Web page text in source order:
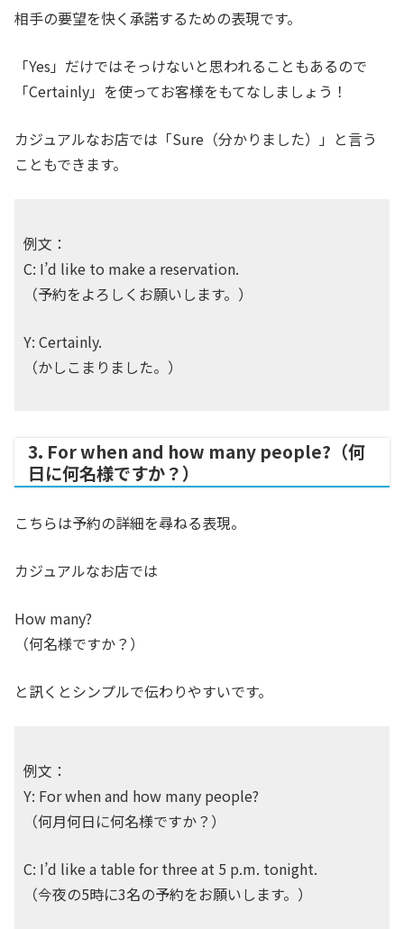
相手の要望を快く承諾するための表現です。
「Yes」だけではそっけないと思われることもあるので
「Certainly」を使ってお客様をもてなしましょう！
カジュアルなお店では「Sure（分かりました）」と言う
こともできます。
例文：
C: I’d like to make a reservation.
（予約をよろしくお願いします。）
Y: Certainly.
（かしこまりました。）
3. For when and how many people?（何
日に何名様ですか？）
こちらは予約の詳細を尋ねる表現。
カジュアルなお店では
How many?
（何名様ですか？）
と訊くとシンプルで伝わりやすいです。
例文：
Y: For when and how many people?
（何月何日に何名様ですか？）
C: I’d like a table for three at 5 p.m. tonight.
（今夜の5時に3名の予約をお願いします。）